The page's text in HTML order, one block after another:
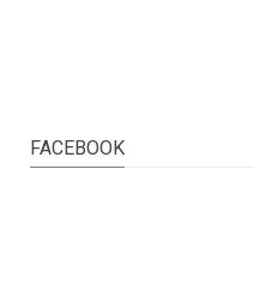
FACEBOOK